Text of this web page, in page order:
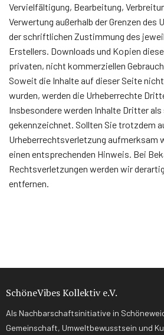
Vervielfältigung, Bearbeitung,
Verwertung außerhalb der Grenzen des
der schriftlichen Zustimmung des
Erstellers. Downloads und Kopien
privaten, nicht kommerziellen
Soweit die Inhalte auf dieser Seite
wurden, werden die Urheberrechte
Insbesondere werden Inhalte Dritter
gekennzeichnet. Sollten Sie trotzdem
Urheberrechtsverletzung aufmerksam
einen entsprechenden Hinweis. Bei
Rechtsverletzungen werden wir
entfernen.
SchöneVibes Kollektiv e.V.
Als Nachbarschaftsinitiative in
Gemeinschaft, Umweltbewusstsein und